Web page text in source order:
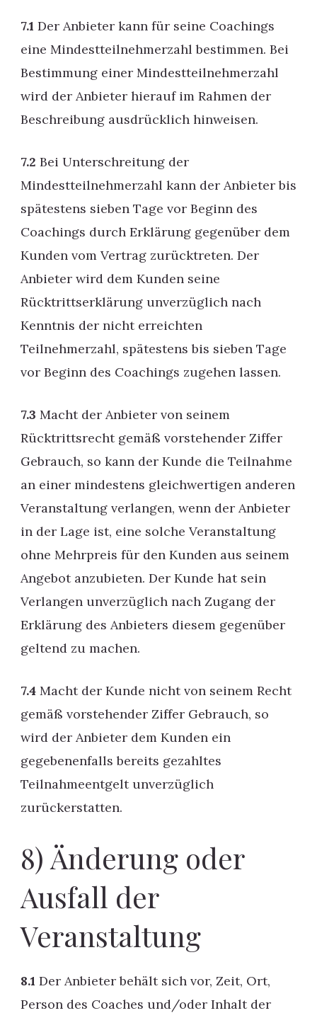
7.1 Der Anbieter kann für seine Coachings
eine Mindestteilnehmerzahl bestimmen. Bei
Bestimmung einer Mindestteilnehmerzahl
wird der Anbieter hierauf im Rahmen der
Beschreibung ausdrücklich hinweisen.
7.2 Bei Unterschreitung der
Mindestteilnehmerzahl kann der Anbieter bis
spätestens sieben Tage vor Beginn des
Coachings durch Erklärung gegenüber dem
Kunden vom Vertrag zurücktreten. Der
Anbieter wird dem Kunden seine
Rücktrittserklärung unverzüglich nach
Kenntnis der nicht erreichten
Teilnehmerzahl, spätestens bis sieben Tage
vor Beginn des Coachings zugehen lassen.
7.3 Macht der Anbieter von seinem
Rücktrittsrecht gemäß vorstehender Ziffer
Gebrauch, so kann der Kunde die Teilnahme
an einer mindestens gleichwertigen anderen
Veranstaltung verlangen, wenn der Anbieter
in der Lage ist, eine solche Veranstaltung
ohne Mehrpreis für den Kunden aus seinem
Angebot anzubieten. Der Kunde hat sein
Verlangen unverzüglich nach Zugang der
Erklärung des Anbieters diesem gegenüber
geltend zu machen.
7.4 Macht der Kunde nicht von seinem Recht
gemäß vorstehender Ziffer Gebrauch, so
wird der Anbieter dem Kunden ein
gegebenenfalls bereits gezahltes
Teilnahmeentgelt unverzüglich
zurückerstatten.
8) Änderung oder
Ausfall der
Veranstaltung
8.1 Der Anbieter behält sich vor, Zeit, Ort,
Person des Coaches und/oder Inhalt der